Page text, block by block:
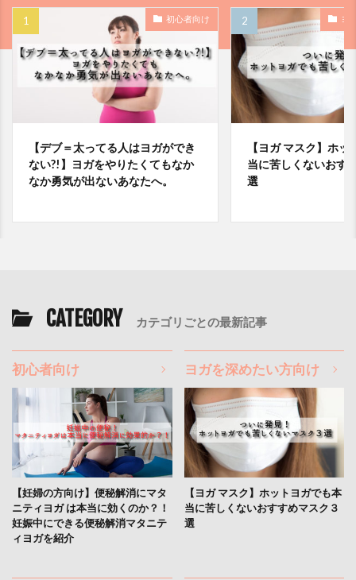
初心者向け
【デブ＝太ってる人はヨガができ
ない?!】ヨガをやりたくてもなか
なか勇気が出ないあなたへ。
ヨ
【ヨガ マスク】ホ
当に苦しくないおす
選
CATEGORY カテゴリごとの最新記事
初心者向け
【妊婦の方向け】便秘解消にマタ
ニティヨガ は本当に効くのか？！
妊娠中にできる便秘解消マタニテ
ィヨガを紹介
ヨガを深めたい方向け
【ヨガ マスク】ホットヨガでも本
当に苦しくないおすすめマスク３
選